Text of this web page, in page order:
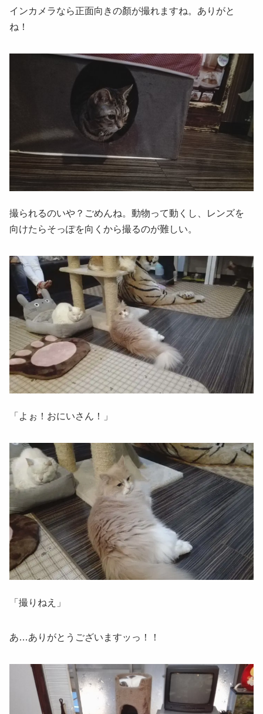
インカメラなら正面向きの顏が撮れますね。ありがと
ね！
撮られるのいや？ごめんね。動物って動くし、レンズを
向けたらそっぽを向くから撮るのが難しい。
「よぉ！おにいさん！」
「撮りねえ」
あ…ありがとうございますッっ！！